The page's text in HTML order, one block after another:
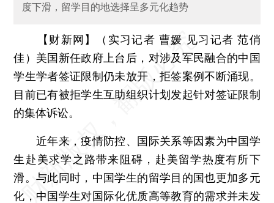
度下滑，留学目的地选择呈多元化趋势
【财新网】（ 实习记者曹媛 见习记者 范俏
佳） 美国新任政府上台后，对涉及军民融合的中国
学生学者签证限制仍未放开，拒签案例不断涌现。
目前已有被拒学生互助组织计划发起针对签证限制
的集体诉讼。
近年来，疫情防控、国际关系等因素为中国学
生赴美求学之路带来阻碍，赴美留学热度有所下
滑。与此同时，中国学生的留学目的国也更加多元
化，中国学生对国际化优质高等教育的需求并未发